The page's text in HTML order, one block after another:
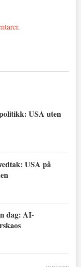
USA uten
USA på
dag: AI-